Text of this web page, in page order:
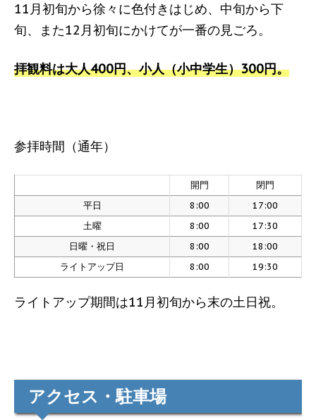
11月初旬から徐々に色付きはじめ、中旬から下
旬、また12月初旬にかけてが一番の見ごろ。
拝観料は大人400円、小人（小中学生）300円。
参拝時間（通年）
開門
閉門
平日
8:00
17:00
土曜
8:00
17:30
日曜・祝日
8:00
18:00
ライトアップ日
8:00 19:30
ライトアップ期間は11月初旬から末の土日祝。
アクセス・駐車場